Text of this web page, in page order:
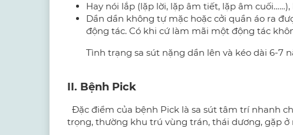
Hay nói lắp (lặp lời, lặp âm tiết, lặp âm cuối……),
Dần dần không tự mặc hoặc cởi quần áo ra
động tác. Có khi cứ làm mãi một động tác
Tình trạng sa sút nặng dần lên và kéo dài 6-7
II. Bệnh Pick
Đặc điểm của bệnh Pick là sa sút tâm trí nhanh
trọng, thường khu trú vùng trán, thái dương, gặp ở